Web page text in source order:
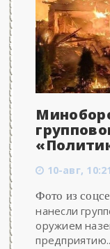
10-авг, 10:21
Фото из
нанесли
оружием